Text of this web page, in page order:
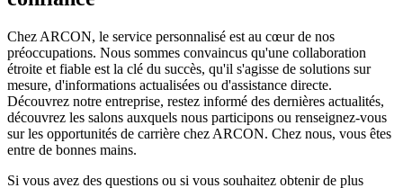
Chez ARCON, le service personnalisé est au cœur de nos
préoccupations. Nous sommes convaincus qu'une collaboration
étroite et fiable est la clé du succès, qu'il s'agisse de solutions sur
mesure, d'informations actualisées ou d'assistance directe.
Découvrez notre entreprise, restez informé des dernières actualités,
découvrez les salons auxquels nous participons ou renseignez-vous
sur les opportunités de carrière chez ARCON. Chez nous, vous êtes
entre de bonnes mains.
Si vous avez des questions ou si vous souhaitez obtenir de plus